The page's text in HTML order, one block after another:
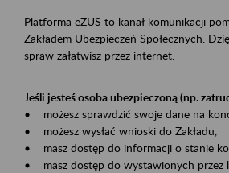
Platforma eZUS to kanał komunikacji
Zakładem Ubezpieczeń Społecznych.
spraw załatwisz przez internet.
Jeśli jesteś osoba ubezpieczoną (np.
• możesz sprawdzić swoje dane na
• możesz wysłać wnioski do Zakładu,
• masz dostęp do informacji o stanie
• masz dostęp do wystawionych przez